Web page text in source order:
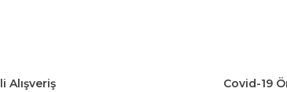
Alışveriş Covid-19